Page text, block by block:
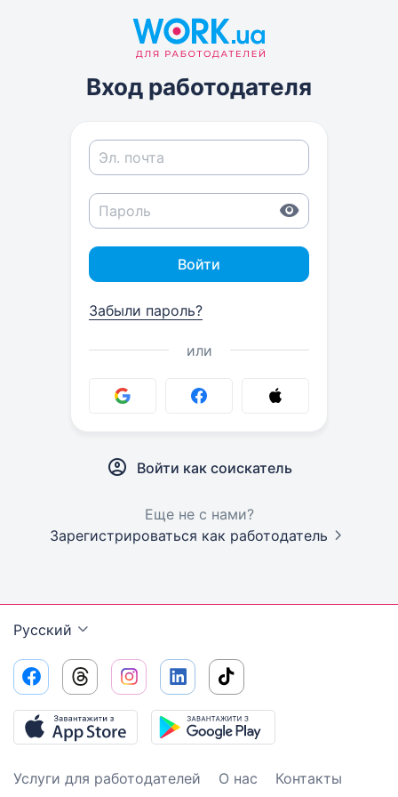
Вход работодателя
Войти
Забыли пароль?
или
Войти как соискатель
Еще не с нами?
Зарегистрироваться как работодатель
Русский
Услуги для работодателей О нас
Контакты